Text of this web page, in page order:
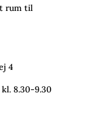
rum til
4
8.30-9.30